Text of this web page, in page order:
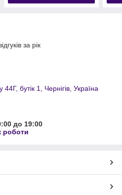
за рік
бутік 1, Чернігів, Україна
до 19:00
роботи